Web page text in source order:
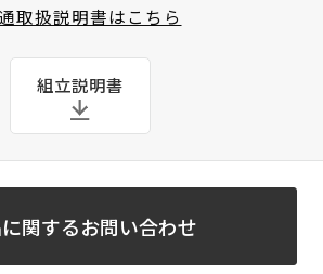
取扱説明書はこちら
組立説明書
関するお問い合わせ